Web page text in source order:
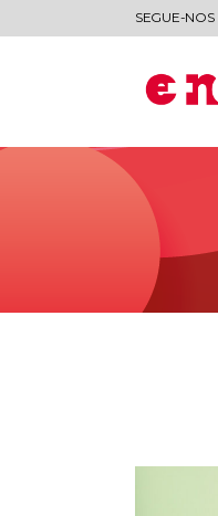
SEGUE-NOS